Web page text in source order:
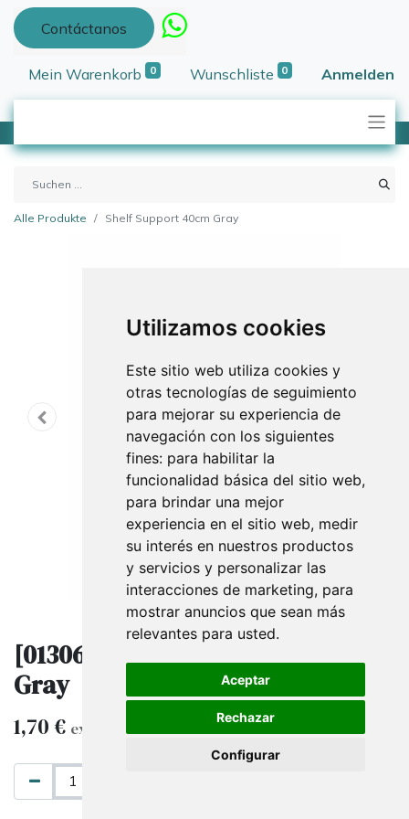
Utilizamos cookies
Este sitio web utiliza cookies y
otras tecnologías de seguimiento
para mejorar su experiencia de
navegación con los siguientes
fines: para habilitar la
funcionalidad básica del sitio web,
para brindar una mejor
experiencia en el sitio web, medir
su interés en nuestros productos
y servicios y personalizar las
interacciones de marketing, para
mostrar anuncios que sean más
relevantes para usted.
Aceptar
Rechazar
Configurar
Contáctanos
Mein Warenkorb 0 Wunschliste 0 Anmelden
Alle Produkte Shelf Support 40cm Gray
[013065-MG2] Shelf Support 40cm
Gray
1,70€ exkl. MwSt.